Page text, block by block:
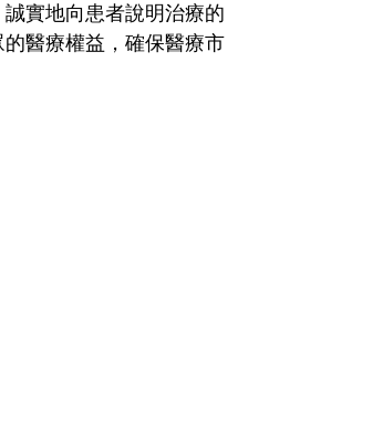
實地向患者說明治療的
醫療權益，確保醫療市